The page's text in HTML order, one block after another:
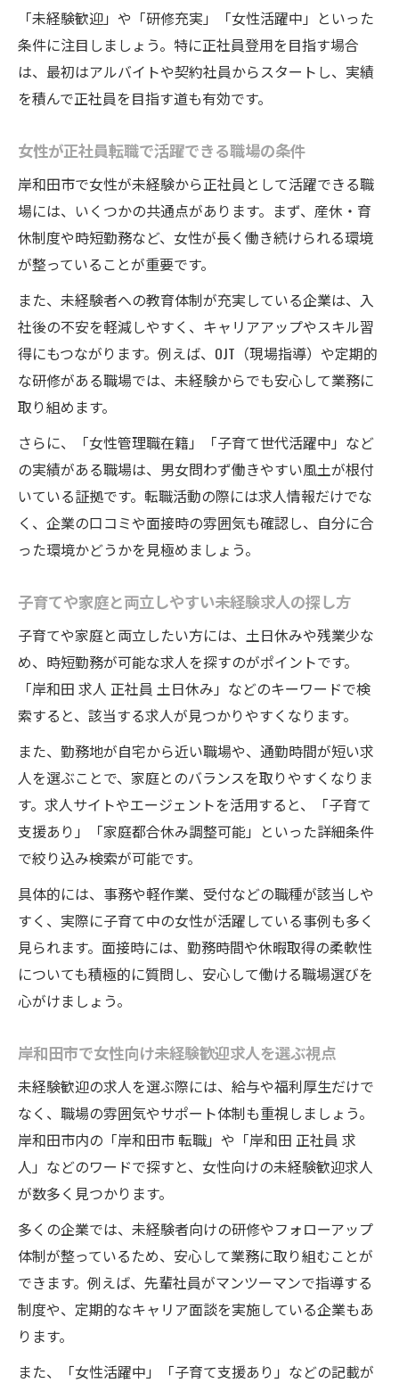
「未経験歓迎」や「研修充実」「女性活躍中」といった
条件に注目しましょう。特に正社員登用を目指す場合
は、最初はアルバイトや契約社員からスタートし、実績
を積んで正社員を目指す道も有効です。
女性が正社員転職で活躍できる職場の条件
岸和田市で女性が未経験から正社員として活躍できる職
場には、いくつかの共通点があります。まず、産休・育
休制度や時短勤務など、女性が長く働き続けられる環境
が整っていることが重要です。
また、未経験者への教育体制が充実している企業は、入
社後の不安を軽減しやすく、キャリアアップやスキル習
得にもつながります。例えば、OJT（現場指導）や定期的
な研修がある職場では、未経験からでも安心して業務に
取り組めます。
さらに、「女性管理職在籍」「子育て世代活躍中」など
の実績がある職場は、男女問わず働きやすい風土が根付
いている証拠です。転職活動の際には求人情報だけでな
く、企業の口コミや面接時の雰囲気も確認し、自分に合
った環境かどうかを見極めましょう。
子育てや家庭と両立しやすい未経験求人の探し方
子育てや家庭と両立したい方には、土日休みや残業少な
め、時短勤務が可能な求人を探すのがポイントです。
「岸和田 求人 正社員 土日休み」などのキーワードで検
索すると、該当する求人が見つかりやすくなります。
また、勤務地が自宅から近い職場や、通勤時間が短い求
人を選ぶことで、家庭とのバランスを取りやすくなりま
す。求人サイトやエージェントを活用すると、「子育て
支援あり」「家庭都合休み調整可能」といった詳細条件
で絞り込み検索が可能です。
具体的には、事務や軽作業、受付などの職種が該当しや
すく、実際に子育て中の女性が活躍している事例も多く
見られます。面接時には、勤務時間や休暇取得の柔軟性
についても積極的に質問し、安心して働ける職場選びを
心がけましょう。
岸和田市で女性向け未経験歓迎求人を選ぶ視点
未経験歓迎の求人を選ぶ際には、給与や福利厚生だけで
なく、職場の雰囲気やサポート体制も重視しましょう。
岸和田市内の「岸和田市 転職」や「岸和田 正社員 求
人」などのワードで探すと、女性向けの未経験歓迎求人
が数多く見つかります。
多くの企業では、未経験者向けの研修やフォローアップ
体制が整っているため、安心して業務に取り組むことが
できます。例えば、先輩社員がマンツーマンで指導する
制度や、定期的なキャリア面談を実施している企業もあ
ります。
また、「女性活躍中」「子育て支援あり」などの記載が